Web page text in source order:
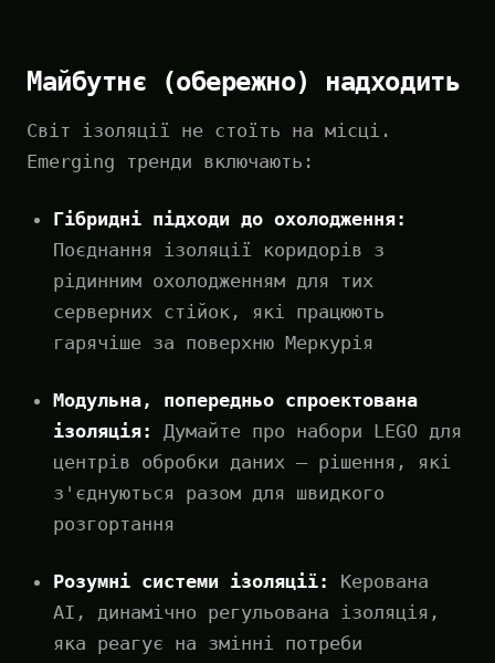
Майбутнє (обережно) надходить
Світ ізоляції не стоїть на місці.
Emerging тренди включають:
Гібридні підходи до охолодження:
Поєднання ізоляції коридорів з
рідинним охолодженням для тих
серверних стійок, які працюють
гарячіше за поверхню Меркурія
Модульна, попередньо спроектована
ізоляція:
Думайте про набори LEGO для
центрів обробки даних — рішення, які
з'єднуються разом для швидкого
розгортання
Розумні системи ізоляції:
Керована
AI, динамічно регульована ізоляція,
яка реагує на змінні потреби